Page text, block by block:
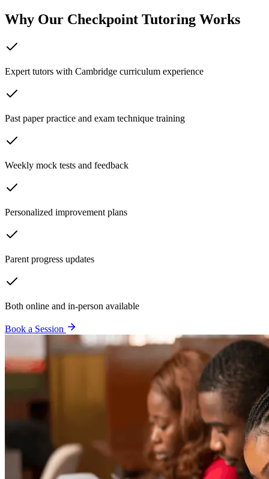
Why Our Checkpoint Tutoring Works
Expert tutors with Cambridge curriculum experience
Past paper practice and exam technique training
Weekly mock tests and feedback
Personalized improvement plans
Parent progress updates
Both online and in-person available
Book a Session